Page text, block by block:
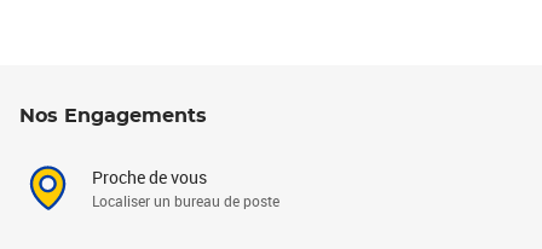
Nos Engagements
Proche de vous
Localiser un bureau de poste